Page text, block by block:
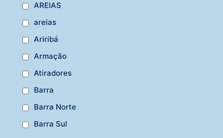
AREIAS
areias
Ariribá
Armação
Atiradores
Barra
Barra Norte
Barra Sul